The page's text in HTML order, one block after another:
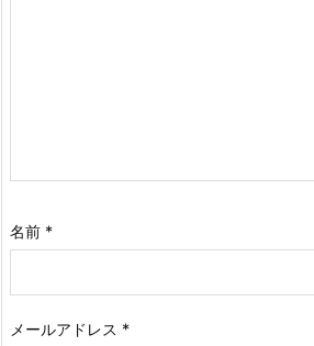
名前 *
メールアドレス *